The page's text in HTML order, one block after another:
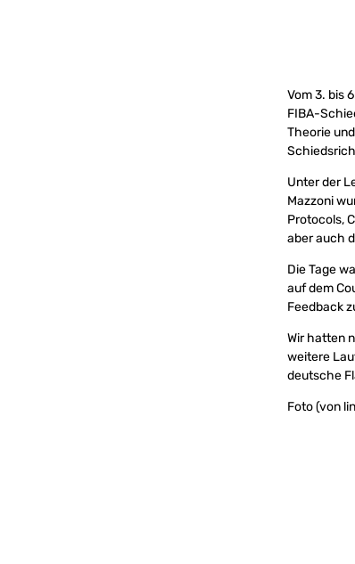
Vom 3. bis
FIBA-
Theorie
Unter der
Mazzoni
Protocols,
aber auch
Die Tage
auf dem
Feedback
Wir hatten
weitere
deutsche
Foto (von